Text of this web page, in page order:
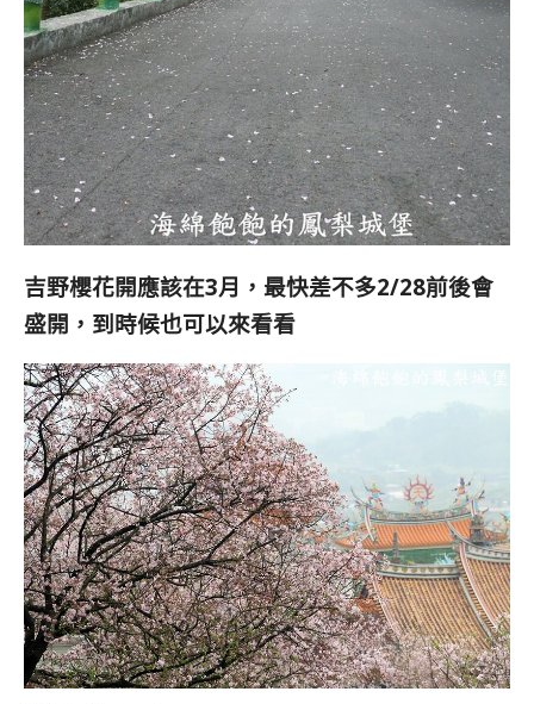
吉野櫻花開應該在3月，最快差不多2/28前後會
盛開，到時候也可以來看看